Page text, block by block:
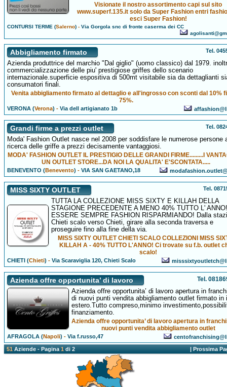
Visionate il nostro assortimento capi sul sito
www.superf.135.it solo da Super Fashion entri
esci Super Fashion!
CONTURSI TERME (Salerno) -Via Gorgola snc di fronte caserma dei CC
Abbigliamento firmato Tel.
Azienda produttrice del marchio "Dal giglio" (uomo classico) dal 1979.
commercializzazione delle piu' prestigiose griffes dello scenario
internazionale.superficie espositiva di 500mt visitabile sia da dettaglianti
consumatori finali.
Venita abbigliamento firmato al dettaglio e all'ingrosso con sconti dal 10%
75%.
VERONA (Verona) -Via dell artigianato 1b
Grandi firme a prezzi outlet Tel.
Moda' Fashion Outlet nasce nel 2008 per soddisfare le numerose persone
ricerca delle griffe a prezzi decisamente vantaggiosi.
MODA' FASHION OUTLET IL PRESTIGIO DELLE GRANDI FIRME.........I
UN OUTLET STORE...DA NOI LA QUALITA' E'SCONTATA.....
BENEVENTO (Benevento) -VIA SAN GAETANO,18
MISS SIXTY OUTLET Tel.
TUTTA LA COLLEZIONE MISS SIXTY E KILLAH DELLA
STAGIONE PRECEDENTE A MENO 40% TUTTO L'
ESSERE SEMPRE FASHION RISPARMIANDO! Dalla
Chieti scalo verso Chieti, girare alla seconda traversa e
proseguire fino alla fine della via.
MISS SIXTY OUTLET CHIETI SCALO COLLEZIONI MISS
KILLAH A - 40% TUTTO L'ANNO! Ci trovate su f.b. outlet
scalo!
CHIETI (Chieti) -Via Scaraviglia 120, Chieti Scalo
Azienda offre opportunita’ di lavoro Tel.
Azienda offre opportunita’ di lavoro apertura in
di nuovi punti vendita abbigliamento outlet firmato in
estero.Tutto compreso,minimo
finanziamento.
Azienda offre opportunita’ di lavoro apertura in
nuovi punti vendita abbigliamento outlet
AFRAGOLA (Napoli) -Via f.russo,47
51Aziende - Pagina1di 2 |Prossima